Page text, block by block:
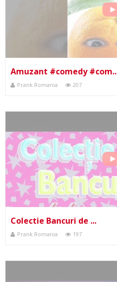
Amuzant #comedy
Prank Romania 207
Colectie Bancuri de ...
Prank Romania 197